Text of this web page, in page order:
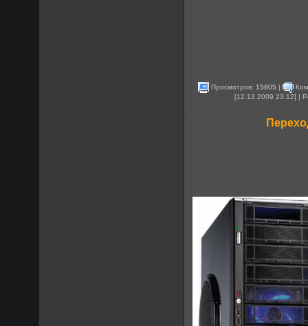
Просмотров: 15805 |
[12.12.2009 23:12] |